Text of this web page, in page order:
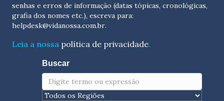
senhas e erros de informação (datas tópicas, cronológicas,
helpdesk@vidanossa.com.br.
Leia a nossa política de privacidade.
Buscar